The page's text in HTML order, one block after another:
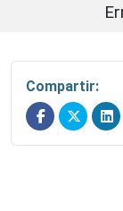
Compartir: